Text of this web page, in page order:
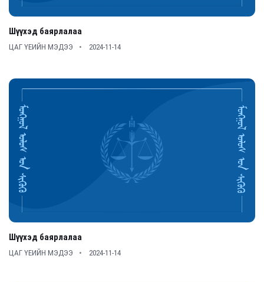
Шүүхэд баярлалаа
ЦАГ ҮЕИЙН МЭДЭЭ 2024-11-14
Шүүхэд баярлалаа
ЦАГ ҮЕИЙН МЭДЭЭ 2024-11-14